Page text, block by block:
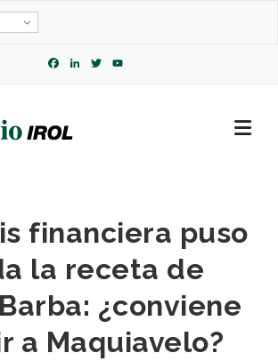
Facebook
LinkedIn
Twitter
financiera puso
la receta de
¿conviene
a Maquiavelo?